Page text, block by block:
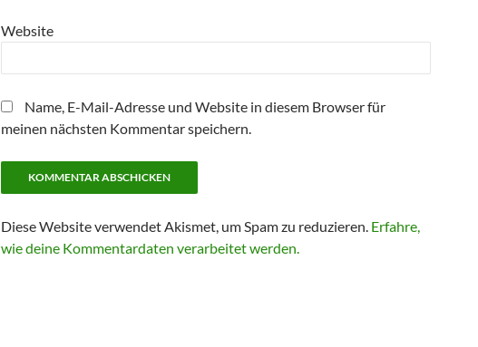
Website
Name, E-Mail-Adresse und Website in diesem Browser für
meinen nächsten Kommentar speichern.
Diese Website verwendet Akismet, um Spam zu reduzieren. Erfahre,
wie deine Kommentardaten verarbeitet werden.